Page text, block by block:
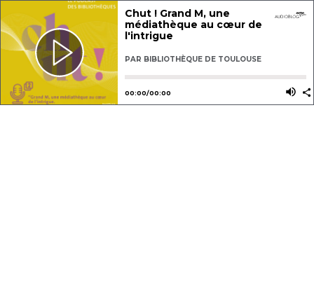
Chut ! Grand M, une
médiathèque au cœur de
l'intrigue
PAR BIBLIOTHÈQUE DE TOULOUSE
Utilisez les flèches gauche ou
00:00/00:00